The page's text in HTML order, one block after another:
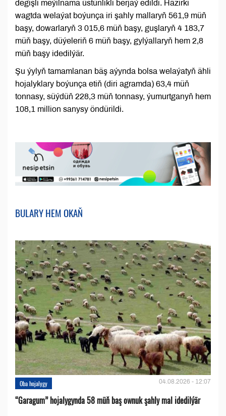
degişli meýilnama üstünlikli berjaý edildi. Häzirki
wagtda welaýat boýunça iri şahly mallaryň 561,9 müň
başy, dowarlaryň 3 015,6 müň başy, guşlaryň 4 183,7
müň başy, düýeleriň 6 müň başy, gylýallaryň hem 2,8
müň başy idedilýär.
Şu ýylyň tamamlanan bäş aýynda bolsa welaýatyň ähli
hojalyklary boýunça etiň (diri agramda) 63,4 müň
tonnasy, süýdüň 228,3 müň tonnasy, ýumurtganyň hem
108,1 million sanysy öndürildi.
BULARY HEM OKAŇ
Oba hojalygy 04.08.2026 - 12:07
“Garagum” hojalygynda 58 müň baş ownuk şahly mal idedilýär